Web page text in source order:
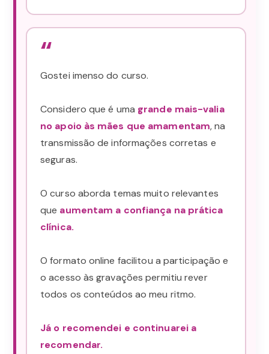
“
Gostei imenso do curso.
Considero que é uma grande mais-valia
no apoio às mães que amamentam, na
transmissão de informações corretas e
seguras.
O curso aborda temas muito relevantes
que aumentam a confiança na prática
clínica.
O formato online facilitou a participação e
o acesso às gravações permitiu rever
todos os conteúdos ao meu ritmo.
Já o recomendei e continuarei a
recomendar.